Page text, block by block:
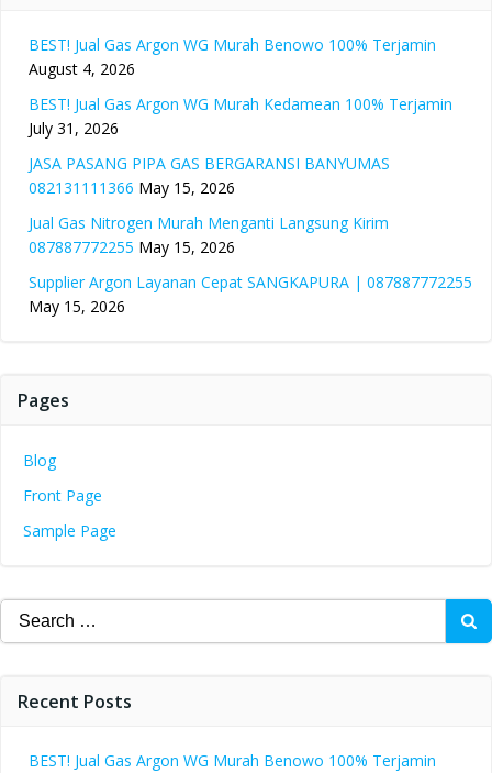
BEST! Jual Gas Argon WG Murah Benowo 100% Terjamin
August 4, 2026
BEST! Jual Gas Argon WG Murah Kedamean 100% Terjamin
July 31, 2026
JASA PASANG PIPA GAS BERGARANSI BANYUMAS
082131111366 May 15, 2026
Jual Gas Nitrogen Murah Menganti Langsung Kirim
087887772255 May 15, 2026
Supplier Argon Layanan Cepat SANGKAPURA | 087887772255
May 15, 2026
Pages
Blog
Front Page
Sample Page
Search
for:
Recent Posts
BEST! Jual Gas Argon WG Murah Benowo 100% Terjamin